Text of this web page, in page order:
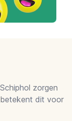
zorgen
dit voor